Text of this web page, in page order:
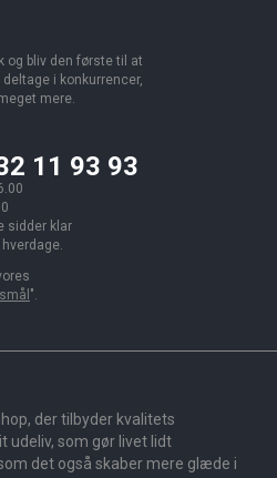
og bliv den første til at
i konkurrencer,
mere.
11 93 93
sidder klar
".
der tilbyder kvalitets
udeliv, som gør livet lidt
det også skaber mere glæde i